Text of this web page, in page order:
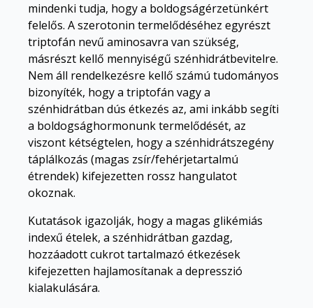
mindenki tudja, hogy a boldogságérzetünkért
felelős. A szerotonin termelődéséhez egyrészt
triptofán nevű aminosavra van szükség,
másrészt kellő mennyiségű szénhidrátbevitelre.
Nem áll rendelkezésre kellő számú tudományos
bizonyíték, hogy a triptofán vagy a
szénhidrátban dús étkezés az, ami inkább segíti
a boldogsághormonunk termelődését, az
viszont kétségtelen, hogy a szénhidrátszegény
táplálkozás (magas zsír/fehérjetartalmú
étrendek) kifejezetten rossz hangulatot
okoznak.
Kutatások igazolják, hogy a magas glikémiás
indexű ételek, a szénhidrátban gazdag,
hozzáadott cukrot tartalmazó étkezések
kifejezetten hajlamosítanak a depresszió
kialakulására.